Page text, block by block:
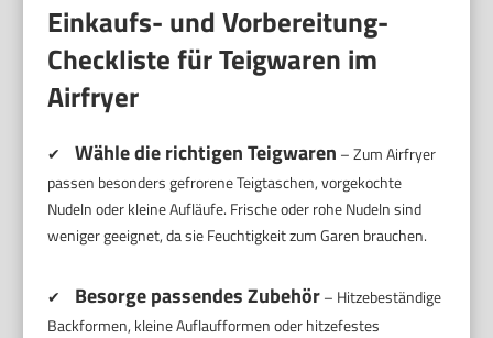
Einkaufs- und Vorbereitung-
Checkliste für Teigwaren im
Airfryer
✔ Wähle die richtigen Teigwaren – Zum Airfryer
passen besonders gefrorene Teigtaschen, vorgekochte
Nudeln oder kleine Aufläufe. Frische oder rohe Nudeln sind
weniger geeignet, da sie Feuchtigkeit zum Garen brauchen.
✔ Besorge passendes Zubehör– Hitzebeständige
Backformen, kleine Auflaufformen oder hitzefestes